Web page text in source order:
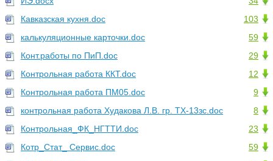
103
Кавказская кухня.doc
59
калькуляционные карточки.doc
29
Конт.работы по ПиП.doc
12
Контрольная работа ККТ.doc
9
Контрольная работа ПМ05.doc
8
контрольная работа Худакова Л.В. гр. ТХ-13зс.doc
23
Контрольная_ФК_НГТТИ.doc
59
Котр_Стат_ Сервис.doc